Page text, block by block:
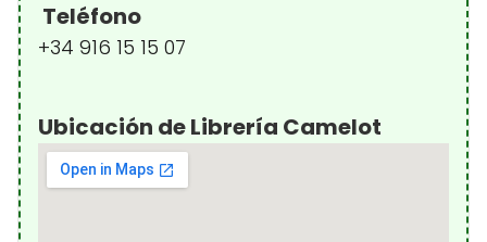
Teléfono
+34 916 15 15 07
Ubicación de Librería Camelot